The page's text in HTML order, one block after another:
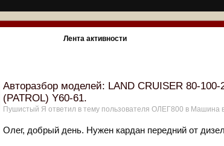
Лента активности
Авторазбор моделей: LAND CRUISER 80-
(PATROL) Y60-61.
Пушистый Я ответил в тему пользователя ОЛЕГ800 в Машина
Олег, добрый день. Нужен кардан передний от